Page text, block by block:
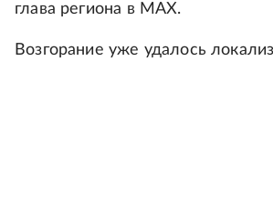
глава региона в MAX.
Возгорание уже удалось